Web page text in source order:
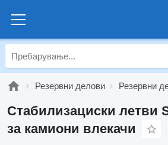
Резервни делови Резервни
Стабилизациски летви
за камиони влекачи